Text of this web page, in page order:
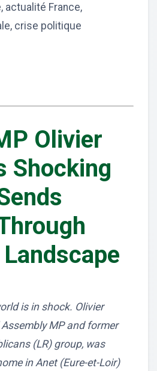
actualité France,
crise politique
Olivier
Shocking
is in shock. Olivier
MP and former
(LR) group, was
in Anet (Eure-et-Loir)